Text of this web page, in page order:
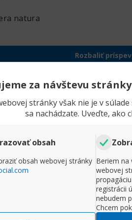
za návštevu stránky
stránky však nie je v
sa nachádzate. Uveďte, ako
obsah
obsah webovej stránky Beriem na
webovej
registrácii
nebudem
Chcem
natura
Rozbaliť
Novinky spoločnosti
Príspevky9982
erubescit
aut nihil
Rozbaliť